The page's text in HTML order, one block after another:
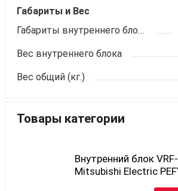
Габариты и Вес
Габариты внутреннего блока ШхВхГ (мм)
Вес внутреннего блока
Вес общий (кг.)
Товары категории
Внутренний блок
Mitsubishi Electric